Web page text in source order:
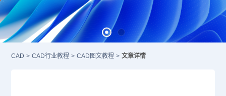
CAD > CAD行业教程 > CAD图文教程 > 文章详情